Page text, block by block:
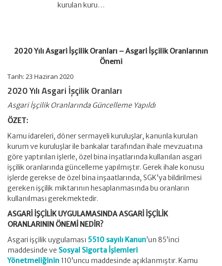
kurulan kuru…
2020 Yılı Asgari İşçilik Oranları – Asgari İşçilik Oranlarının
Önemi
Tarih: 23 Haziran 2020
2020 Yılı Asgari İşçilik Oranları
Asgari İşçilik Oranlarında Güncelleme Yapıldı
ÖZET:
Kamu idareleri, döner sermayeli kuruluşlar, kanunla kurulan
kurum ve kuruluşlar ile bankalar tarafından ihale mevzuatına
göre yaptırılan işlerle, özel bina inşatlarında kullanılan asgari
işçilik oranlarında güncelleme yapılmıştır. Gerek ihale konusu
işlerde gerekse de özel bina inşaatlarında, SGK’ya bildirilmesi
gereken işçilik miktarının hesaplanmasında bu oranların
kullanılması gerekmektedir.
ASGARİ İŞÇİLİK UYGULAMASINDA ASGARİ İŞÇİLİK
ORANLARININ ÖNEMİ NEDİR?
Asgari işçilik uygulaması 5510 sayılı Kanun’un 85’inci
maddesinde ve Sosyal Sigorta İşlemleri
Yönetmeliğinin 110’uncu maddesinde açıklanmıştır. Kamu